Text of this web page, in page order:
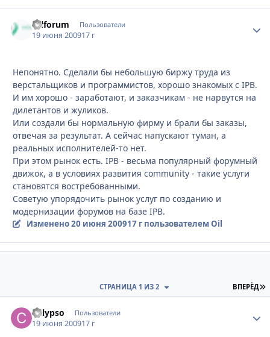
Oilforum Пользователи
19 июня 200917 г
Непонятно. Сделали бы небольшую биржу труда из
верстальщиков и программистов, хорошо знакомых с IPB.
И им хорошо - заработают, и заказчикам - не нарвутся на
дилетантов и жуликов.
Или создали бы нормальную фирму и брали бы заказы,
отвечая за результат. А сейчас напускают туман, а
реальных исполнителей-то нет.
При этом рынок есть. IPB - весьма популярный форумный
движок, а в условиях развития community - такие услуги
становятся востребованными.
Советую упорядочить рынок услуг по созданию и
модернизации форумов на базе IPB.
Изменено20 июня 200917 гпользователем Oil
ВПЕРЁД
СТРАНИЦА 1 ИЗ 2
Calypso Пользователи
19 июня 200917 г